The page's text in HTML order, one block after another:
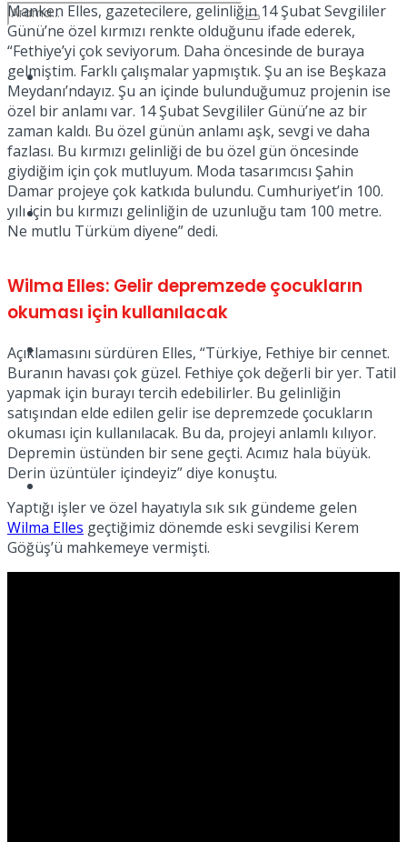
Türkiye
Müzik
Sinema
No Result
View All Result
Manken Elles, gazetecilere, gelinliğin 14 Şubat Sevgililer
Günü’ne özel kırmızı renkte olduğunu ifade ederek,
“Fethiye’yi çok seviyorum. Daha öncesinde de buraya
gelmiştim. Farklı çalışmalar yapmıştık. Şu an ise Beşkaza
Meydanı’ndayız. Şu an içinde bulunduğumuz projenin ise
özel bir anlamı var. 14 Şubat Sevgililer Günü’ne az bir
zaman kaldı. Bu özel günün anlamı aşk, sevgi ve daha
fazlası. Bu kırmızı gelinliği de bu özel gün öncesinde
giydiğim için çok mutluyum. Moda tasarımcısı Şahin
Damar projeye çok katkıda bulundu. Cumhuriyet’in 100.
yılı için bu kırmızı gelinliğin de uzunluğu tam 100 metre.
Ne mutlu Türküm diyene” dedi.
Wilma Elles: Gelir depremzede çocukların
okuması için kullanılacak
Açıklamasını sürdüren Elles, “Türkiye, Fethiye bir cennet.
Buranın havası çok güzel. Fethiye çok değerli bir yer. Tatil
yapmak için burayı tercih edebilirler. Bu gelinliğin
satışından elde edilen gelir ise depremzede çocukların
okuması için kullanılacak. Bu da, projeyi anlamlı kılıyor.
Depremin üstünden bir sene geçti. Acımız hala büyük.
Derin üzüntüler içindeyiz” diye konuştu.
Yaptığı işler ve özel hayatıyla sık sık gündeme gelen
Wilma Elles geçtiğimiz dönemde eski sevgilisi Kerem
Göğüş’ü mahkemeye vermişti.